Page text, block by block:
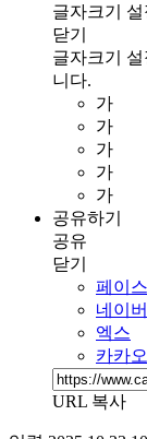
글자크기 설
닫기
글자크기
니다.
가
가
가
가
가
공유하기
공유
닫기
페이
네이
엑스
카카
URL 복사